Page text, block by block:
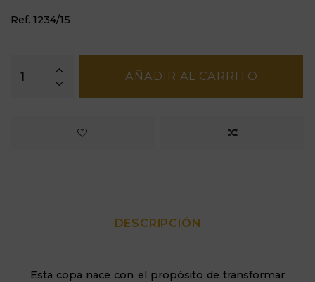
Ref. 1234/15
AÑADIR AL CARRITO
DESCRIPCIÓN
Esta copa nace con el propósito de transformar